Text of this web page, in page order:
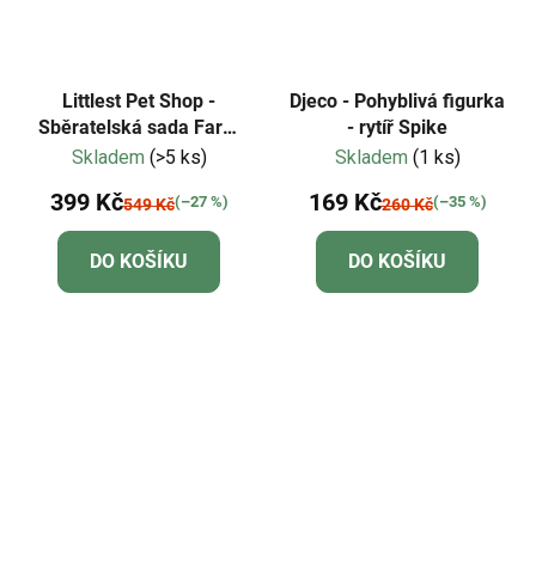
Littlest Pet Shop -
Sběratelská sada Farm
Besties
Skladem (>5 ks)
399 Kč549 Kč(–27 %)
DO KOŠÍKU
Djeco - Pohyblivá figurka
- rytíř Spike
Skladem (1 ks)
169 Kč260 Kč(–35 %)
DO KOŠÍKU